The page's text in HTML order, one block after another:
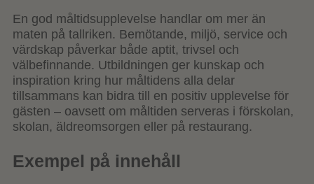
En god måltidsupplevelse handlar om mer än
maten på tallriken. Bemötande, miljö, service och
värdskap påverkar både aptit, trivsel och
välbefinnande. Utbildningen ger kunskap och
inspiration kring hur måltidens alla delar
tillsammans kan bidra till en positiv upplevelse för
gästen – oavsett om måltiden serveras i förskolan,
skolan, äldreomsorgen eller på restaurang.
Exempel på innehåll